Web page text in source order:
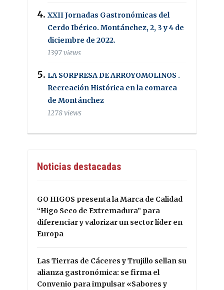
XXII Jornadas Gastronómicas del
Cerdo Ibérico. Montánchez, 2, 3 y 4 de
diciembre de 2022.
1397 views
LA SORPRESA DE ARROYOMOLINOS .
Recreación Histórica en la comarca
de Montánchez
1278 views
Noticias destacadas
GO HIGOS presenta la Marca de Calidad
“Higo Seco de Extremadura” para
diferenciar y valorizar un sector líder en
Europa
Las Tierras de Cáceres y Trujillo sellan su
alianza gastronómica: se firma el
Convenio para impulsar «Sabores y